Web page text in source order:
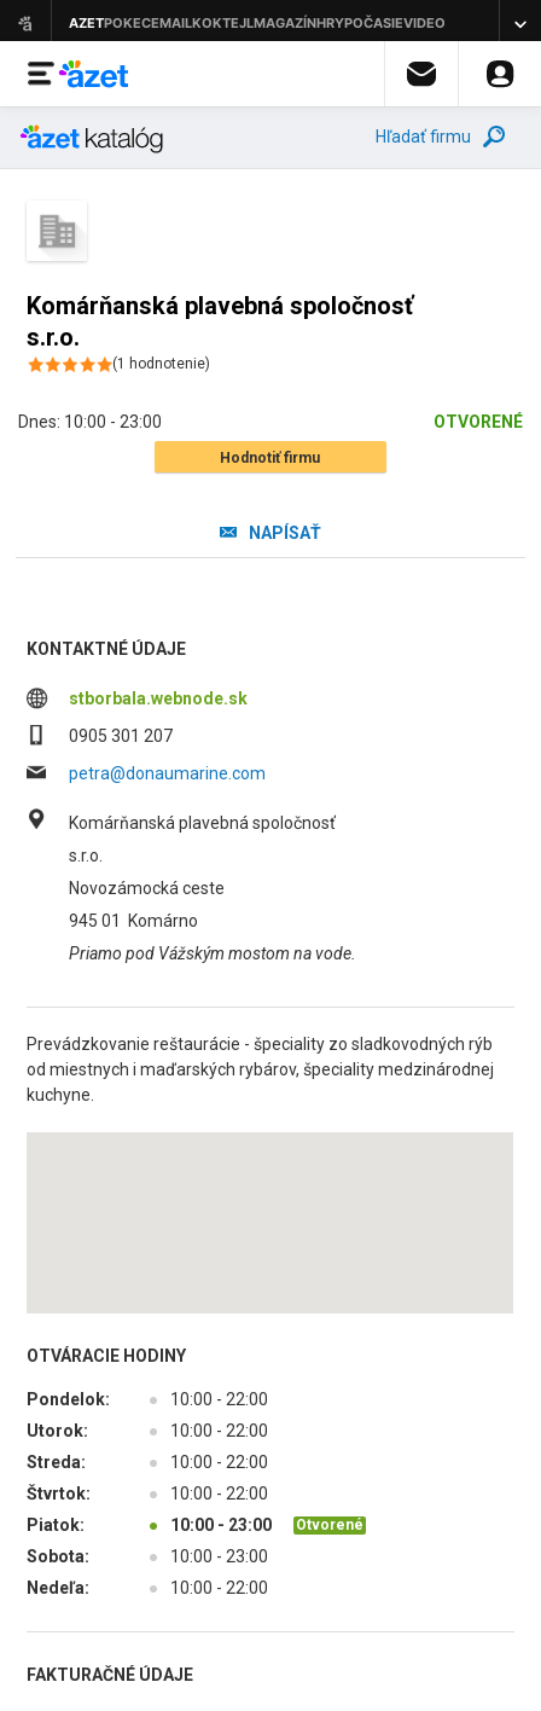
Hľadať firmu
Komárňanská plavebná spoločnosť
s.r.o.
(1 hodnotenie)
Dnes: 10:00 - 23:00 OTVORENÉ
Hodnotiť firmu
NAPÍSAŤ
KONTAKTNÉ ÚDAJE
stborbala.webnode.sk
0905 301 207
petra@donaumarine.com
Komárňanská plavebná spoločnosť
s.r.o.
Novozámocká ceste
945 01
Komárno
Priamo pod Vážským mostom na vode.
Prevádzkovanie reštaurácie - špeciality zo sladkovodných rýb
od miestnych i maďarských rybárov, špeciality medzinárodnej
kuchyne.
OTVÁRACIE HODINY
Pondelok: ●
10:00 - 22:00
Utorok:
●
10:00 - 22:00
Streda:
●
10:00 - 22:00
Štvrtok:
●
10:00 - 22:00
Piatok:
● 10:00 - 23:00 Otvorené
Sobota: ●
10:00 - 23:00
Nedeľa:
● 10:00 - 22:00
FAKTURAČNÉ ÚDAJE